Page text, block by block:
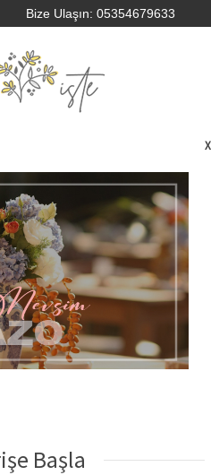
Bize Ulaşın: 05354679633
Başla